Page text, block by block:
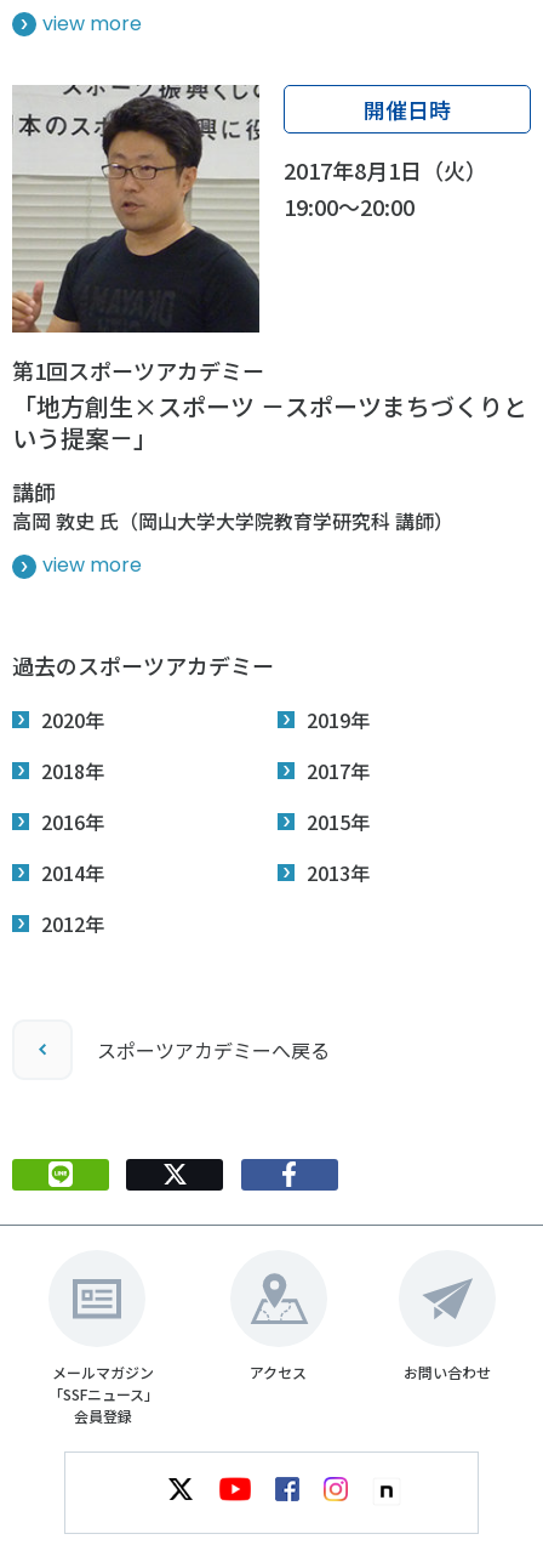
view more
開催日時
2017年8月1日（火）
19:00～20:00
第1回スポーツアカデミー
「地方創生×スポーツ －スポーツまちづくりと
いう提案－」
講師
高岡 敦史 氏（岡山大学大学院教育学研究科 講師）
view more
過去のスポーツアカデミー
2020年
2019年
2018年
2017年
2016年
2015年
2014年
2013年
2012年
スポーツアカデミーへ戻る
メールマガジン
「SSFニュース」
会員登録
アクセス お問い合わせ